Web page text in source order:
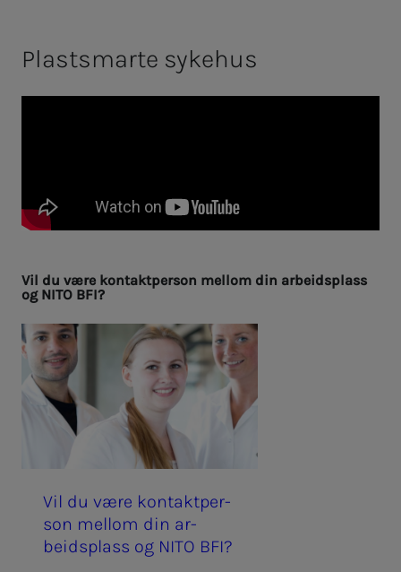
Plast­s­­mar­­­te syke­hus
Vil du være kon­tak­t­­­per­­­son mel­lom din ar­­­beids­­­plass
og NITO BFI?
Vil du være kon­tak­t­­­per­­­
son mel­lom din ar­­­
beids­­­plass og NITO BFI?